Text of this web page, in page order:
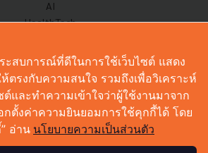
AI
HealthTech
Corp Innov
Saucy Thoughts
Sustainable
Videos
Podcast
ะสบการณ์ที่ดีในการใช้เว็บไซต์ แสดง
ตรงกับความสนใจ รวมถึงเพื่อวิเคราะห์
ต์และทำความเข้าใจว่าผู้ใช้งานมาจาก
ตั้งค่าความยินยอมการใช้คุกกี้ได้ โดย
อ่าน นโยบายความเป็นส่วนตัว